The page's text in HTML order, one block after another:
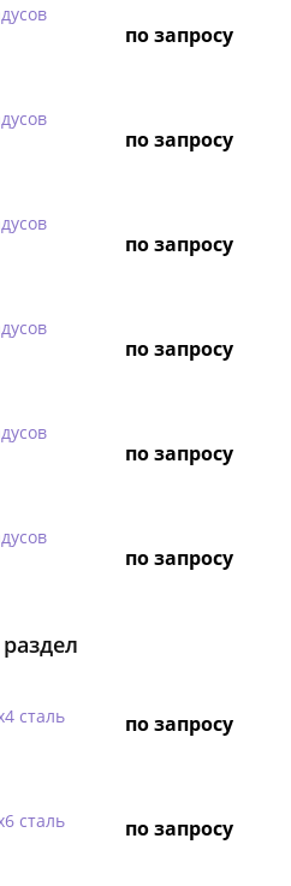
по запросу
по запросу
по запросу
по запросу
по запросу
по запросу
сталь
по запросу
сталь
по запросу